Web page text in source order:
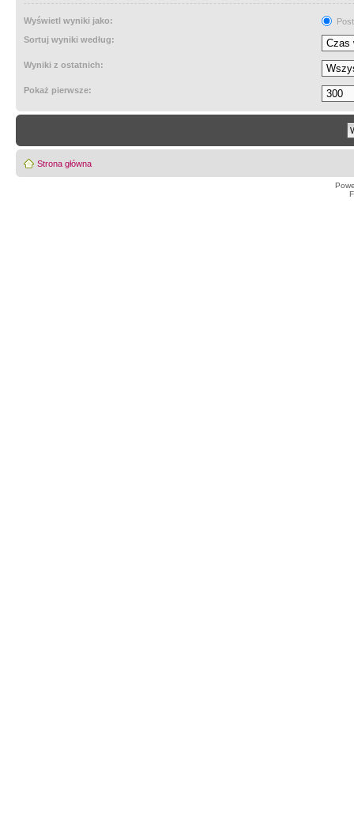
Wyświetl wyniki jako:
Sortuj wyniki według:
Wyniki z ostatnich:
Pokaż pierwsze:
Strona główna